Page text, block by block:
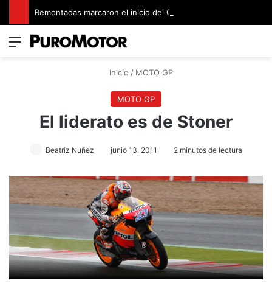
Menú
Inicio / MOTO GP
MOTO GP
El liderato es de Stoner
Beatriz Nuñez junio 13, 2011 2 minutos de lectura